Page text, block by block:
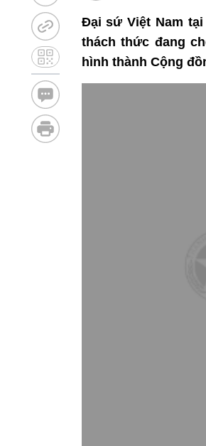
Đại sứ Việt Nam
thách thức đang
hình thành Cộng